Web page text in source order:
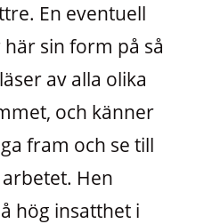
En eventuell
sin form på så
av alla olika
och känner
fram och se till
Hen
hög insatthet i